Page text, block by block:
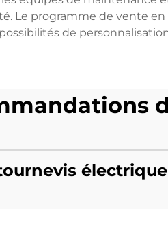
Le programme de vente
de